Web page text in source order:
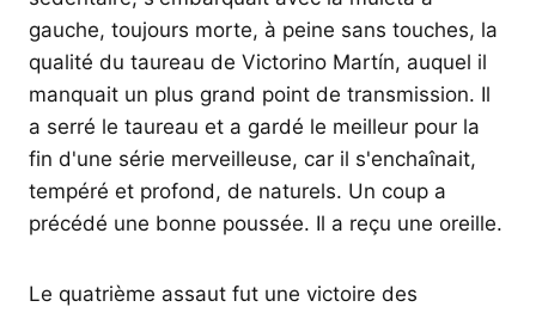
gauche, toujours morte, à peine sans touches, la
qualité du taureau de Victorino Martín, auquel il
manquait un plus grand point de transmission. Il
a serré le taureau et a gardé le meilleur pour la
fin d'une série merveilleuse, car il s'enchaînait,
tempéré et profond, de naturels. Un coup a
précédé une bonne poussée. Il a reçu une oreille.
Le quatrième assaut fut une victoire des